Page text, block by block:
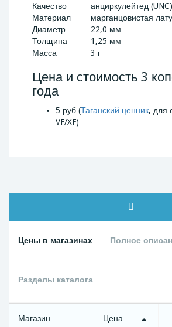
Качество
анциркулейтед (UNC)
Материал
марганцовистая
Диаметр
22,0 мм
Толщина
1,25 мм
Масса
3 г
Цена и стоимость 3
года
5 руб (Таганский ценник, для
VF/XF)
Цены в магазинах Полное
Разделы каталога
Магазин Цена